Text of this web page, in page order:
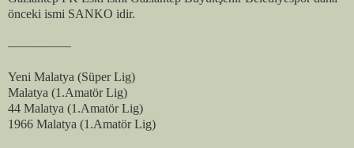
önceki ismi SANKO idir.
—————
Yeni Malatya (Süper Lig)
Malatya (1.Amatör Lig)
44 Malatya (1.Amatör Lig)
1966 Malatya (1.Amatör Lig)